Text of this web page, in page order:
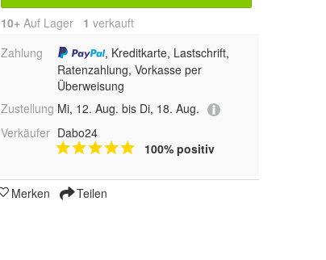
10+ Auf Lager 1 verkauft
Zahlung
, Kreditkarte, Lastschrift,
Ratenzahlung, Vorkasse per
Überweisung
Zustellung Mi, 12. Aug. bis Di, 18. Aug.
Verkäufer Dabo24
100% positiv
Merken Teilen